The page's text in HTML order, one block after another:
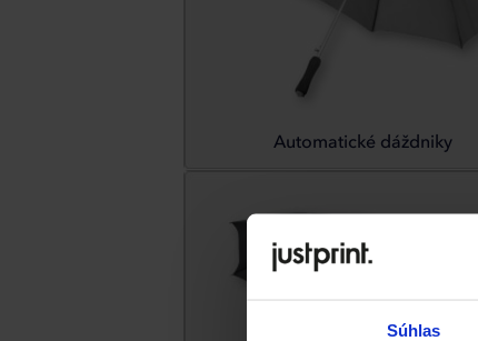
Súhlas
Automatické dáždniky